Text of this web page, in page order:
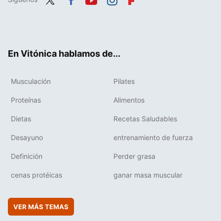
En Vitónica hablamos de...
Musculación Pilates
Proteínas Alimentos
Dietas Recetas Saludables
Desayuno entrenamiento de fuerza
Definición Perder grasa
cenas protéicas ganar masa muscular
VER MÁS TEMAS